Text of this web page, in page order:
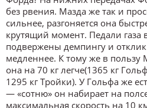
без рвения. Мазда же так и
сильнее, разгоняется она
крутящий момент. Педали газа
подвержены демпингу и
медленнее. К тому же в пользу
она на 70 кг легче(1365 кг
1295 кг Тройки). У Гольфа же
— «сотню» он набирает на
максимальная скорость на 10